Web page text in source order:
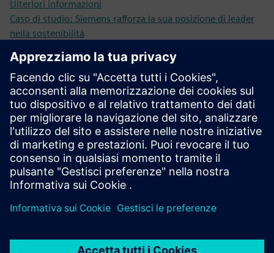
Ulteriori informazioni
Caso di studio: Siemens rafforza la sua posizione di leader
nella sostenibilità
climatica e un'economia circolare
Libro bianco: World Economic Forum
Handelsblatt: Webinar - La decarbonizzazione del prodotto
ottenuta dai dati
Prerequisiti
Nessuna